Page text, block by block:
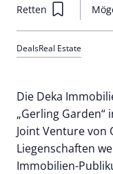
Retten
DealsReal Estate
Die Deka
„Gerling
Joint Venture von
Liegenschaften
Immobilien-